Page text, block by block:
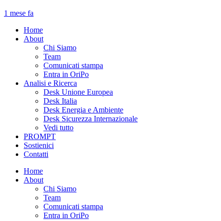
1 mese fa
Home
About
Chi Siamo
Team
Comunicati stampa
Entra in OriPo
Analisi e Ricerca
Desk Unione Europea
Desk Italia
Desk Energia e Ambiente
Desk Sicurezza Internazionale
Vedi tutto
PROMPT
Sostienici
Contatti
Home
About
Chi Siamo
Team
Comunicati stampa
Entra in OriPo